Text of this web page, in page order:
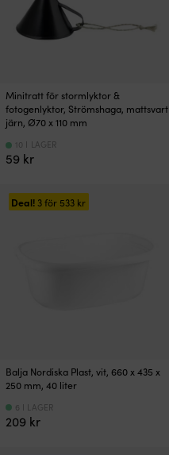
Minitratt för stormlyktor &
fotogenlyktor, Strömshaga, mattsvart
järn, Ø70 x 110 mm
59 kr
10 I LAGER
Deal!3 för 533 kr
Balja Nordiska Plast, vit, 660 x 435 x
250 mm, 40 liter
209 kr
6 I LAGER